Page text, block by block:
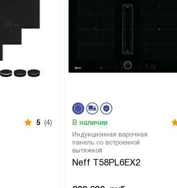
5 (4)
Индукционная варочная
панель со встроенной
вытяжкой
Neff T58PL6EX2
В наличии